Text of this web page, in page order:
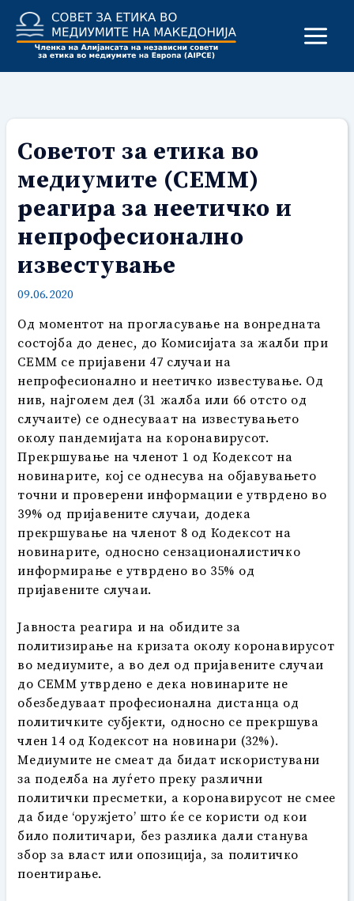
content
Советот за етика во
медиумите (СЕММ)
реагира за неетичко и
непрофесионално
известување
09.06.2020
Од моментот на прогласување на вонредната
состојба до денес, до Комисијата за жалби при
СЕММ се пријавени 47 случаи на
непрофесионално и неетичко известување. Од
нив, најголем дел (31 жалбa или 66 отсто од
случаите) се однесуваат на известувањето
околу пандемијата на коронавирусот.
Прекршување на членот 1 од Кодексот на
новинарите, кој се однесува на објавувањето
точни и проверени информации е утврдено во
39% од пријавените случаи, додека
прекршување на членот 8 од Кодексот на
новинарите, односно сензационалистичко
информирање е утврдено во 35% од
пријавените случаи.
Јавноста реагира и на обидите за
политизирање на кризата околу коронавирусот
во медиумите, а во дел од пријавените случаи
до СЕММ утврдено е дека новинарите не
обезбедуваат професионална дистанца од
политичките субјекти, односно се прекршува
член 14 од Кодексот на новинари (32%).
Медиумите не смеат да бидат искористувани
за поделба на луѓето преку различни
политички пресметки, а коронавирусот не смее
да биде ‘оружјето’ што ќе се користи од кои
било политичари, без разлика дали станува
збор за власт или опозиција, за политичко
поентирање.